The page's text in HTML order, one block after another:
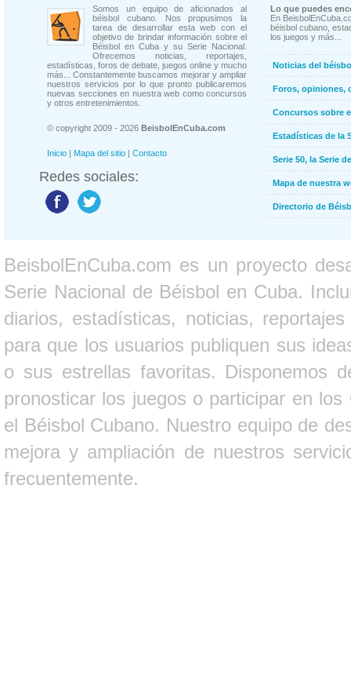
Somos un equipo de aficionados al
béisbol cubano. Nos propusimos la
tarea de desarrollar esta web con el
objetivo de brindar información sobre el
Béisbol en Cuba y su Serie Nacional.
Ofrecemos noticias, reportajes,
estadísticas, foros de debate, juegos online y mucho
más... Constantemente buscamos mejorar y ampliar
nuestros servicios por lo que pronto publicaremos
nuevas secciones en nuestra web como concursos
y otros entretenimientos.
© copyright 2009 - 2026 BeisbolEnCuba.com
Inicio | Mapa del sitio | Contacto
Redes sociales:
Lo que puedes
En
béisbol cubano,
los juegos y más...
Noticias del
Foros, opiniones,
Concursos sobre
Estadísticas de la
Serie 50, la Serie
Mapa de nuestra
Directorio de
BeisbolEnCuba.com es un proyecto
Serie Nacional de Béisbol en Cuba.
diarios, estadísticas, noticias,
para que los usuarios publiquen sus
o sus estrellas favoritas. Disponemos
pronosticar los juegos o participar en
el Béisbol Cubano. Nuestro equipo de
mejora y ampliación de nuestros
frecuentemente.